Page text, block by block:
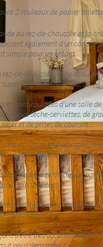
2 rouleaux de papier
au rez-de-chaussée et la
également d'un canapé
simple pour un enfant.
rez-de-chaussée jaune et du
king soit à deux lits.
sont équipées d'une salle
sèche-serviettes, de
et de prises de courant.
est dotée d'une baignoire
à l'italienne.
de deux serviettes de bain
pour les bébés.
sont également chauffées
hors saison.
d'être très accommodants
à nous demander si vous